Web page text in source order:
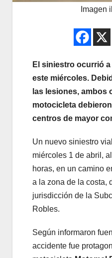
Imagen
El siniestro ocurrió
este miércoles.
las lesiones, ambos
motocicleta
centros de mayor
Un nuevo siniestro
miércoles 1 de abril,
horas, en un camino
a la zona de la costa,
jurisdicción de la
Robles.
Según informaron
accidente fue